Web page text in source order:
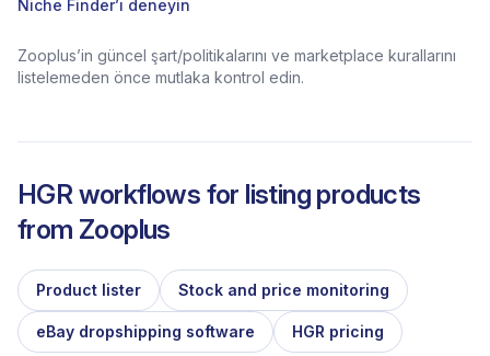
Niche Finder’ı deneyin
Zooplus’in güncel şart/politikalarını ve marketplace kurallarını
listelemeden önce mutlaka kontrol edin.
HGR workflows for listing products
from Zooplus
Product lister Stock and price monitoring
eBay dropshipping software HGR pricing